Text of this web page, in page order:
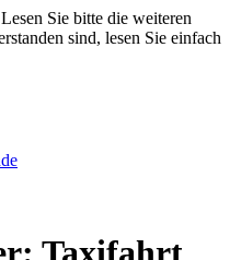
Sie bitte die weiteren
sind, lesen Sie einfach